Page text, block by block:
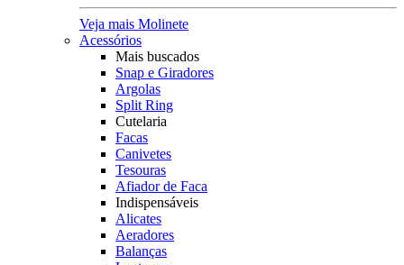
Veja mais Molinete
Acessórios
Mais buscados
Snap e Giradores
Argolas
Split Ring
Cutelaria
Facas
Canivetes
Tesouras
Afiador de Faca
Indispensáveis
Alicates
Aeradores
Balanças